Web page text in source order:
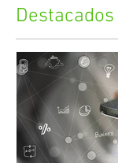
Destacados